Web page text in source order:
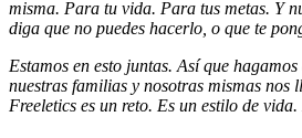
misma. Para tu vida. Para tus metas. Y
diga que no puedes hacerlo, o que te
Estamos en esto juntas. Así que hagamos
nuestras familias y nosotras mismas nos
Freeletics es un reto. Es un estilo de